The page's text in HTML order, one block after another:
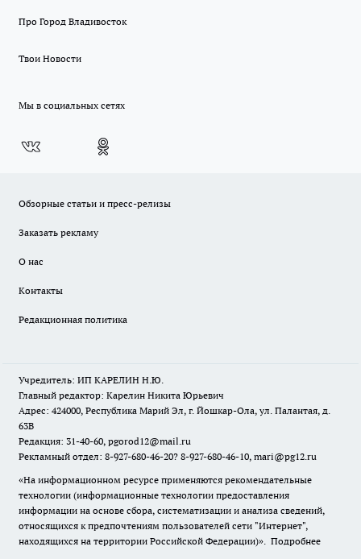
Про Город Владивосток
Твои Новости
Мы в социальных сетях
Обзорные статьи и пресс-релизы
Заказать рекламу
О нас
Контакты
Редакционная политика
Учредитель: ИП КАРЕЛИН Н.Ю.
Главный редактор: Карелин Никита Юрьевич
Адрес: 424000, Республика Марий Эл, г. Йошкар-Ола, ул. Палантая, д.
63В
Редакция: 31-40-60, pgorod12@mail.ru
Рекламный отдел: 8-927-680-46-20? 8-927-680-46-10, mari@pg12.ru
«На информационном ресурсе применяются рекомендательные
технологии (информационные технологии предоставления
информации на основе сбора, систематизации и анализа сведений,
относящихся к предпочтениям пользователей сети "Интернет",
находящихся на территории Российской Федерации)». Подробнее